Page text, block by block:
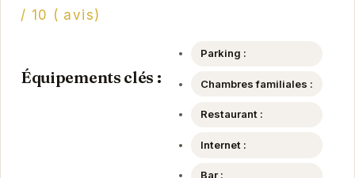
/ 10 ( avis)
Équipements clés :
Parking :
Chambres familiales :
Restaurant :
Internet :
Bar :